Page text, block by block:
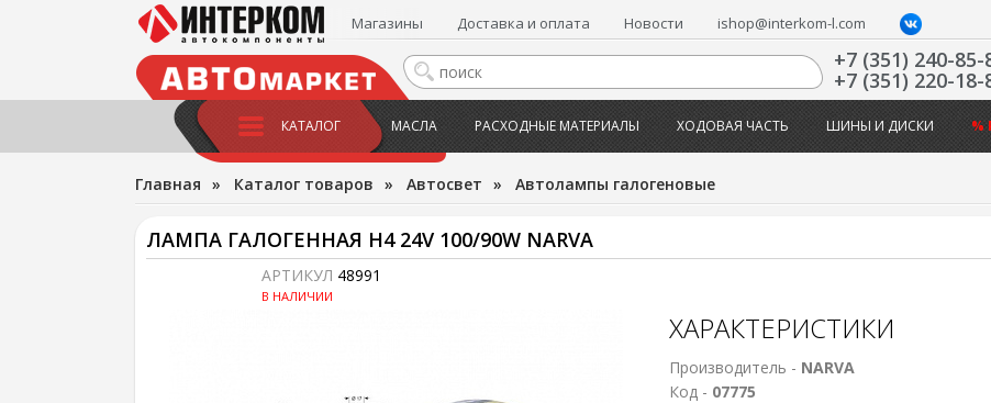
Магазины Доставка и оплата Новости ishop@interkom-l.com
+7 (351) 240-85-
+7 (351) 220-18-
КАТАЛОГ МАСЛА РАСХОДНЫЕ МАТЕРИАЛЫ ХОДОВАЯ ЧАСТЬ ШИНЫ И ДИСКИ %
Главная » Каталог товаров » Автосвет » Автолампы галогеновые
ЛАМПА ГАЛОГЕННАЯ H4 24V 100/90W NARVA
АРТИКУЛ 48991
В НАЛИЧИИ
ХАРАКТЕРИСТИКИ
Производитель - NARVA
Код - 07775